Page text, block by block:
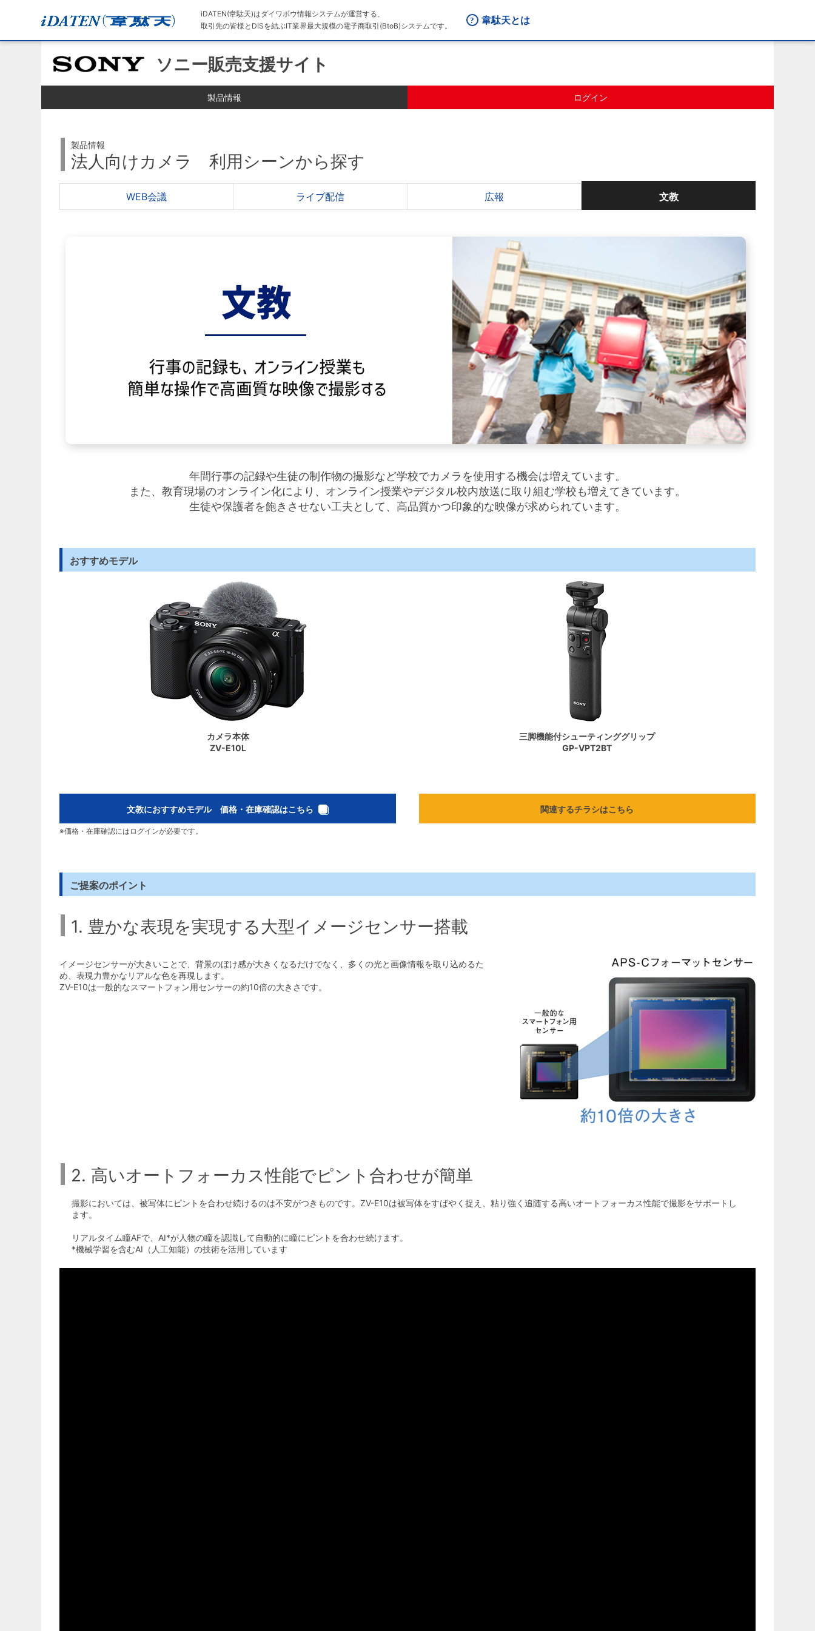
iDATEN(韋駄天)はダイワボウ情報システムが運営する、
取引先の皆様とDISを結ぶIT業界最大規模の電子商取引(BtoB)システムです。
韋駄天とは
ソニー販売支援サイト
製品情報 ログイン
製品情報
法人向けカメラ 利用シーンから探す
WEB会議 ライブ配信 広報 文教
年間行事の記録や生徒の制作物の撮影など学校でカメラを使用する機会は増えています。
また、教育現場のオンライン化により、オンライン授業やデジタル校内放送に取り組む学校も増えてきています。
生徒や保護者を飽きさせない工夫として、高品質かつ印象的な映像が求められています。
おすすめモデル
カメラ本体
ZV-E10L
三脚機能付シューティンググリップ
GP-VPT2BT
文教におすすめモデル 価格・在庫確認はこちら
※価格・在庫確認にはログインが必要です。
関連するチラシはこちら
ご提案のポイント
1. 豊かな表現を実現する大型イメージセンサー搭載
イメージセンサーが大きいことで、背景のぼけ感が大きくなるだけでなく、多くの光と画像情報を取り込めるた
め、表現力豊かなリアルな色を再現します。
ZV-E10は一般的なスマートフォン用センサーの約10倍の大きさです。
2. 高いオートフォーカス性能でピント合わせが簡単
撮影においては、被写体にピントを合わせ続けるのは不安がつきものです。ZV-E10は被写体をすばやく捉え、粘り強く追随する高いオートフォーカス性能で撮影をサポートし
ます。
リアルタイム瞳AFで、AI*が人物の瞳を認識して自動的に瞳にピントを合わせ続けます。
*機械学習を含むAI（人工知能）の技術を活用しています